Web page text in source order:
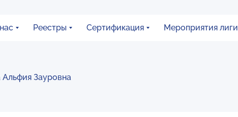
Реестры Сертификация Мероприятия лиги
Зауровна